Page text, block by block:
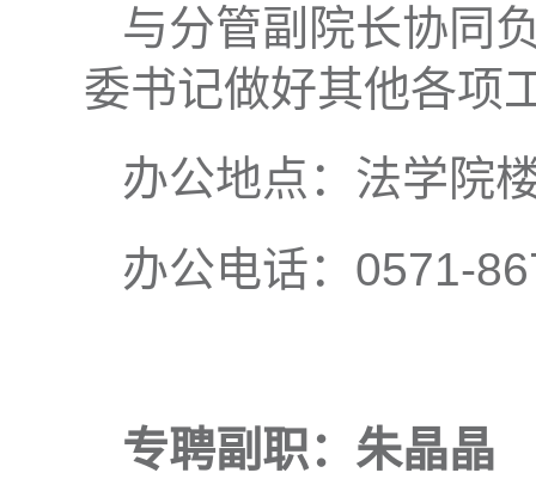
与分管副院长协同
委书记做好其他各项
办公地点：法学院
办公电话：0571-
专聘副职：朱晶晶